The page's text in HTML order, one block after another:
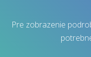
Pre zobrazenie